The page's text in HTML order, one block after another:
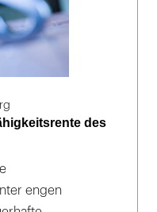
des
engen